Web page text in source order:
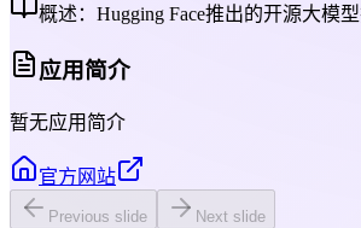
概述： Hugging Face推出的开源大模
应用简介
暂无应用简介
官方网站
Previous slide Next slide